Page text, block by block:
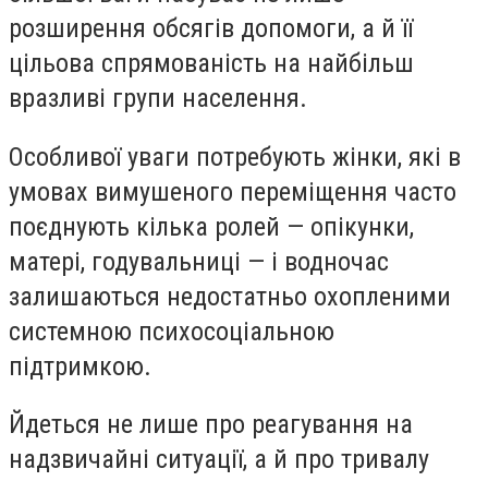
розширення обсягів допомоги, а й її
цільова спрямованість на найбільш
вразливі групи населення.
Особливої уваги потребують жінки, які в
умовах вимушеного переміщення часто
поєднують кілька ролей — опікунки,
матері, годувальниці — і водночас
залишаються недостатньо охопленими
системною психосоціальною
підтримкою.
Йдеться не лише про реагування на
надзвичайні ситуації, а й про тривалу